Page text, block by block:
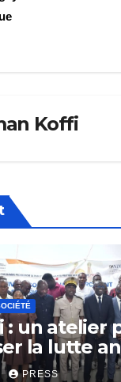
Koffi
: un atelier
la lutte
PRESS